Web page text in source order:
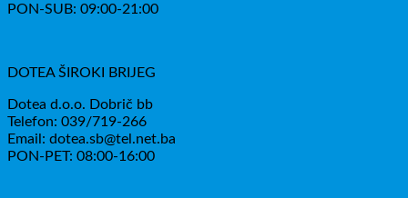
PON-SUB: 09:00-21:00
DOTEA ŠIROKI BRIJEG
Dotea d.o.o. Dobrič bb
Telefon: 039/719-266
Email: dotea.sb@tel.net.ba
PON-PET: 08:00-16:00